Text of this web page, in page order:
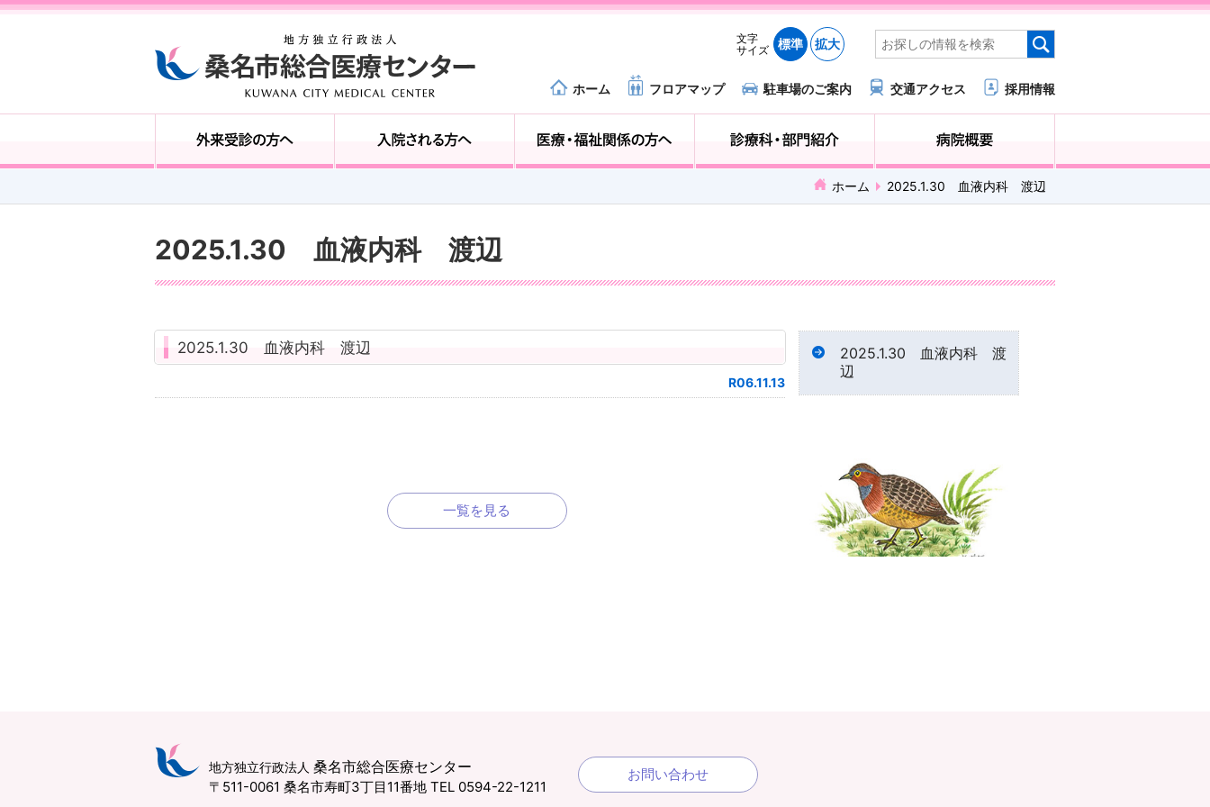
文字
サイズ
標準 拡大
ホーム フロアマップ 駐車場のご案内 交通アクセス 採用情報
ホーム 2025.1.30 血液内科 渡辺
2025.1.30 血液内科 渡辺
2025.1.30 血液内科 渡辺
R06.11.13
一覧を見る
2025.1.30 血液内科 渡
辺
地方独立行政法人 桑名市総合医療センター
〒511-0061 桑名市寿町3丁目11番地 TEL 0594-22-1211
お問い合わせ